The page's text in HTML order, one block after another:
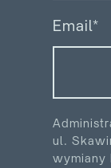
Email*
ul.
wymiany